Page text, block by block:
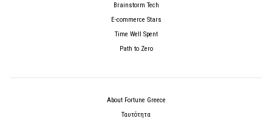
Brainstorm Tech
E-commerce Stars
Time Well Spent
Path to Zero
About Fortune Greece
Ταυτότητα